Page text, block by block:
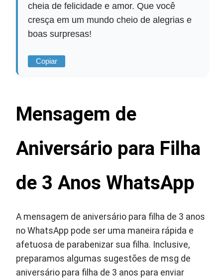
cheia de felicidade e amor. Que você
cresça em um mundo cheio de alegrias e
boas surpresas!
Copiar
Mensagem de
Aniversário para Filha
de 3 Anos WhatsApp
A mensagem de aniversário para filha de 3 anos
no WhatsApp pode ser uma maneira rápida e
afetuosa de parabenizar sua filha. Inclusive,
preparamos algumas sugestões de msg de
aniversário para filha de 3 anos para enviar